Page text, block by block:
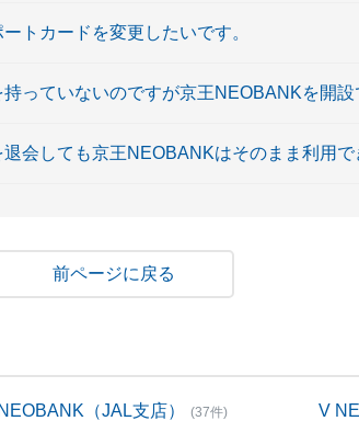
トカードを変更したいです。
っていないのですが京王NEOBANKを開
会しても京王NEOBANKはそのまま利用
戻る
（JAL支店） (37件) V